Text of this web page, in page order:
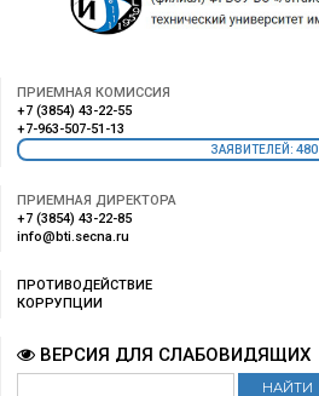
ПРИЕМНАЯ КОМИССИЯ
+7 (3854) 43-22-55
+7-963-507-51-13
ЗАЯВИТЕЛЕЙ: 480
ПРИЕМНАЯ ДИРЕКТОРА
+7 (3854) 43-22-85
info@bti.secna.ru
ПРОТИВОДЕЙСТВИЕ
КОРРУПЦИИ
ВЕРСИЯ ДЛЯ СЛАБОВИДЯЩИХ